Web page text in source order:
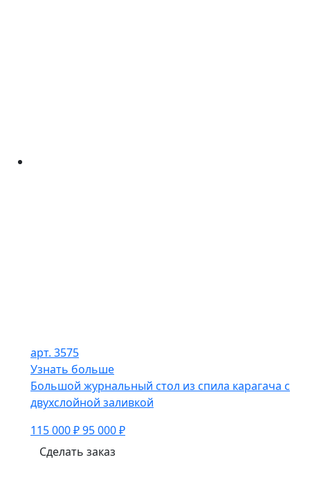
арт. 3575
Узнать больше
Большой журнальный стол из спила карагача с
двухслойной заливкой
115 000 ₽95 000 ₽
Сделать заказ